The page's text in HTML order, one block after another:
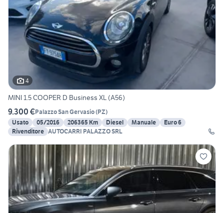
4
MINI 1.5 COOPER D Business XL (A56)
9.300 €Palazzo San Gervasio(PZ)
Usato
05/2016 206365 Km Diesel Manuale
Euro 6
Rivenditore AUTOCARRI PALAZZO SRL